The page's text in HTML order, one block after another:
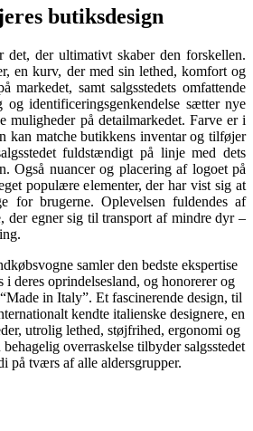
butiksdesign
det, der ultimativt skaber den forskellen.
en kurv, der med sin lethed, komfort og
markedet, samt salgsstedets omfattende
identificeringsgenkendelse sætter nye
muligheder på detailmarkedet. Farve er i
kan matche butikkens inventar og tilføjer
fuldstændigt på linje med dets
Også nuancer og placering af logoet på
populære elementer, der har vist sig at
for brugerne. Oplevelsen fuldendes af
der egner sig til transport af mindre dyr –
samler den bedste ekspertise
deres oprindelsesland, og honorerer og
in Italy”. Et fascinerende design, til
kendte italienske designere, en
utrolig lethed, støjfrihed, ergonomi og
overraskelse tilbyder salgsstedet
på tværs af alle aldersgrupper.